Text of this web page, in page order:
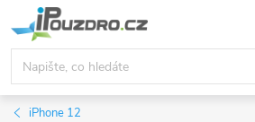
na
obsah
iPhone 12